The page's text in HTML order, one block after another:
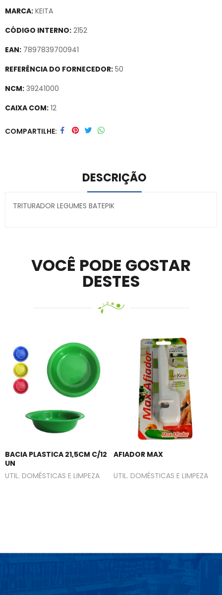
MARCA: KEITA
CÓDIGO INTERNO: 2152
EAN: 7897839700941
REFERÊNCIA DO FORNECEDOR: 50
NCM: 39241000
CAIXA COM: 12
Secure crypto portfolio manager for desktops and mobile –
COMPARTILHE
DESCRIÇÃO
TRITURADOR LEGUMES BATEPIK
VOCÊ PODE GOSTAR
DESTES
BACIA PLASTICA 21,5CM C/12
UN
UTIL. DOMÉSTICAS E LIMPEZA
AFIADOR MAX
UTIL. DOMÉSTICAS E LIMPEZA